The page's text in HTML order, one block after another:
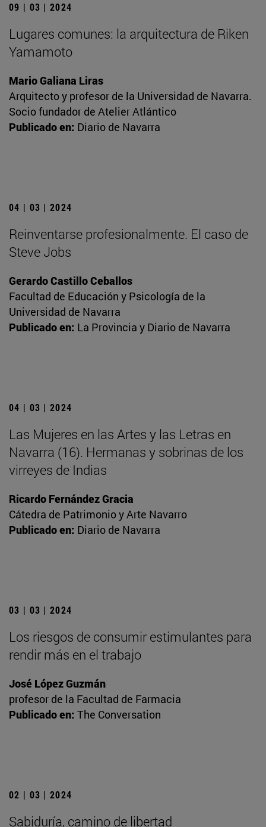
09 | 03 | 2024
Lugares comunes: la arquitectura de Riken
Yamamoto
Mario Galiana Liras
Arquitecto y profesor de la Universidad de Navarra.
Socio fundador de Atelier Atlántico
Publicado en: Diario de Navarra
04 | 03 | 2024
Reinventarse profesionalmente. El caso de
Steve Jobs
Gerardo Castillo Ceballos
Facultad de Educación y Psicología de la
Universidad de Navarra
Publicado en: La Provincia y Diario de Navarra
04 | 03 | 2024
Las Mujeres en las Artes y las Letras en
Navarra (16). Hermanas y sobrinas de los
virreyes de Indias
Ricardo Fernández Gracia
Cátedra de Patrimonio y Arte Navarro
Publicado en: Diario de Navarra
03 | 03 | 2024
Los riesgos de consumir estimulantes para
rendir más en el trabajo
José López Guzmán
profesor de la Facultad de Farmacia
Publicado en: The Conversation
02 | 03 | 2024
Sabiduría, camino de libertad